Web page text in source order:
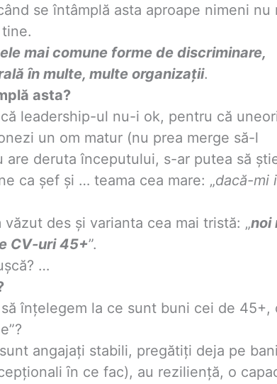
se întâmplă asta aproape nimeni nu
mai comune forme de discriminare,
ăȋn multe, multe organizații.
asta?
leadership-ul nu-i ok, pentru că
un om matur (nu prea merge să-l
are deruta începutului, s-ar putea să
ca șef şi … teama cea mare: „dacă-mi
văzut des şi varianta cea mai tristă: „noi
CV-uri 45+”.
…
înțelegem la ce sunt buni cei de 45+,
angajați stabili, pregătiți deja pe
ȋn ce fac), au reziliență, o